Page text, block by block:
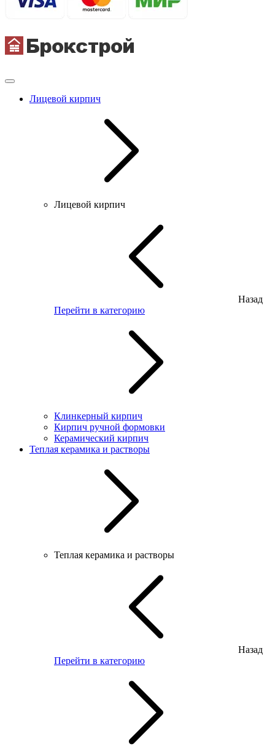
Лицевой кирпич
Лицевой кирпич
Назад
Перейти в категорию
Клинкерный кирпич
Кирпич ручной формовки
Керамический кирпич
Теплая керамика и растворы
Теплая керамика и растворы
Назад
Перейти в категорию